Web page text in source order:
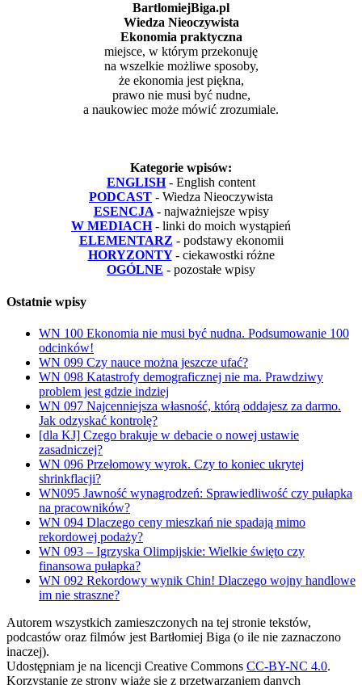
BartlomiejBiga.pl
Wiedza Nieoczywista
Ekonomia praktyczna
miejsce, w którym przekonuję
na wszelkie możliwe sposoby,
że ekonomia jest piękna,
prawo nie musi być nudne,
a naukowiec może mówić zrozumiale.
Kategorie wpisów:
ENGLISH - English content
PODCAST - Wiedza Nieoczywista
ESENCJA - najważniejsze wpisy
W MEDIACH - linki do moich wystąpień
ELEMENTARZ - podstawy ekonomii
HORYZONTY - ciekawostki różne
OGÓLNE - pozostałe wpisy
Ostatnie wpisy
WN 100 Ekonomia nie musi być nudna. Podsumowanie 100
odcinków!
WN 099 Czy nauce można jeszcze ufać?
WN 098 Katastrofy demograficznej nie ma. Prawdziwy
problem jest gdzie indziej
WN 097 Najcenniejsza własność, którą oddajesz za darmo.
Jak odzyskać kontrolę?
[dla KJ] Czego brakuje w debacie o nowej ustawie
zasadniczej?
WN 096 Przełomowy wyrok. Czy to koniec ukrytej
shrinkflacji?
WN095 Jawność wynagrodzeń: Sprawiedliwość czy pułapka
na pracowników?
WN 094 Dlaczego ceny mieszkań nie spadają mimo
rekordowej podaży?
WN 093 – Igrzyska Olimpijskie: Wielkie święto czy
finansowa pułapka?
WN 092 Rekordowy wynik Chin! Dlaczego wojny handlowe
im nie straszne?
Autorem wszystkich zamieszczonych na tej stronie tekstów,
podcastów oraz filmów jest Bartłomiej Biga (o ile nie zaznaczono
inaczej).
Udostępniam je na licencji Creative Commons CC-BY-NC 4.0.
Korzystanie ze strony wiąże się z przetwarzaniem danych